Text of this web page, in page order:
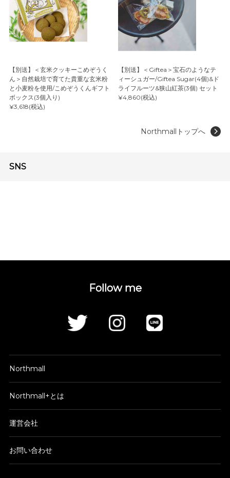
【別送】＜玄米クッキーこめぞうく
ん＞自然栽培で育てた貴重な玄米粉
と小麦粉を使用/こめぞうくんギフト
ボックス(3個入り)
¥3,618(税込)
【別送】＜Giftea＞宝石のようなテ
ィーシュガー/Giftea Sugar(4個)&ド
ライフルーツ&狭山紅茶(3個) セット
¥4,860(税込)
Northmallトップへ
SNS
Follow me
Northmall
Northmall+とは
運営会社
お問い合わせ